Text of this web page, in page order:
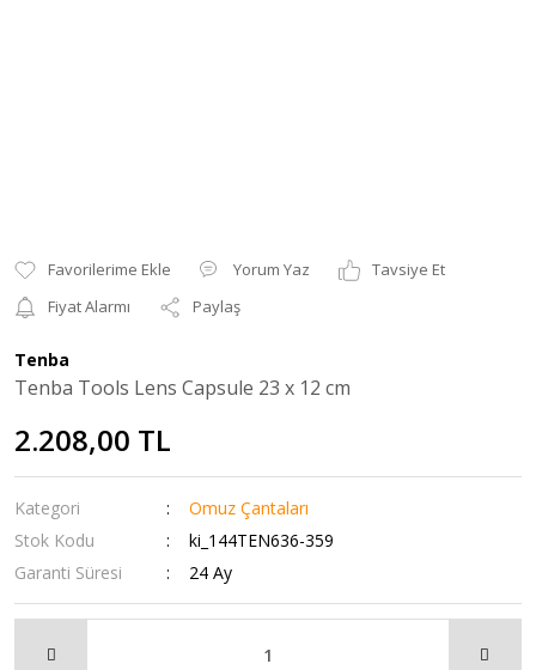
Yorum Yaz
Tavsiye Et
Fiyat Alarmı
Paylaş
Tenba
Tenba Tools Lens Capsule 23 x 12 cm
2.208,00 TL
Kategori
Omuz Çantaları
Stok Kodu
ki_144TEN636-359
Garanti Süresi
24 Ay